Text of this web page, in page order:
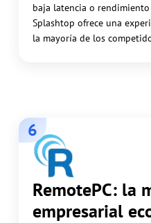
baja latencia o
Splashtop ofrece una
la mayoría de los
6
RemotePC: la
empresarial